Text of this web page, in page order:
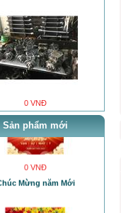
0 VNĐ
Sản phẩm mới
NHỎ sẽ khai trương
mùng 6 tết Quí Mão 2023.
0 VNĐ
Chúc Mừng năm Mới